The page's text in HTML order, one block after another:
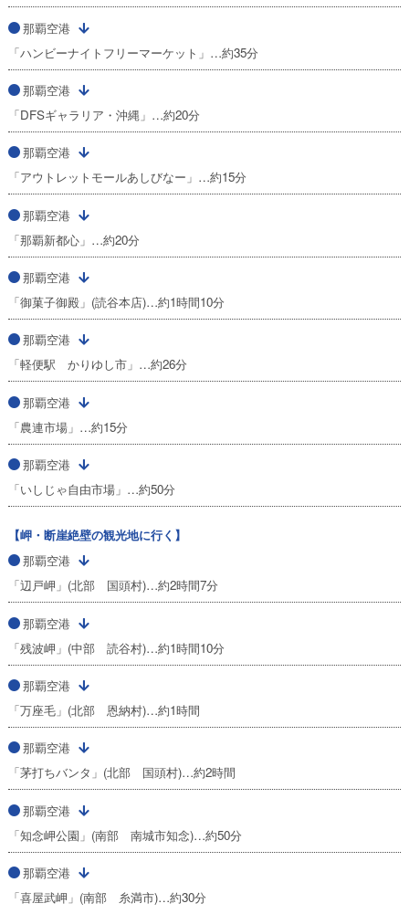
那覇空港
「ハンビーナイトフリーマーケット」…約35分
那覇空港
「DFSギャラリア・沖縄」…約20分
那覇空港
「アウトレットモールあしびなー」…約15分
那覇空港
「那覇新都心」…約20分
那覇空港
「御菓子御殿」(読谷本店)…約1時間10分
那覇空港
「軽便駅 かりゆし市」…約26分
那覇空港
「農連市場」…約15分
那覇空港
「いしじゃ自由市場」…約50分
【岬・断崖絶壁の観光地に行く】
那覇空港
「辺戸岬」(北部 国頭村)…約2時間7分
那覇空港
「残波岬」(中部 読谷村)…約1時間10分
那覇空港
「万座毛」(北部 恩納村)…約1時間
那覇空港
「茅打ちバンタ」(北部 国頭村)…約2時間
那覇空港
「知念岬公園」(南部 南城市知念)…約50分
那覇空港
「喜屋武岬」(南部 糸満市)…約30分